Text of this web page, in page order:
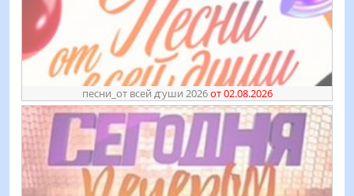
песни_от всей ꙣуши 2026от 02.08.2026